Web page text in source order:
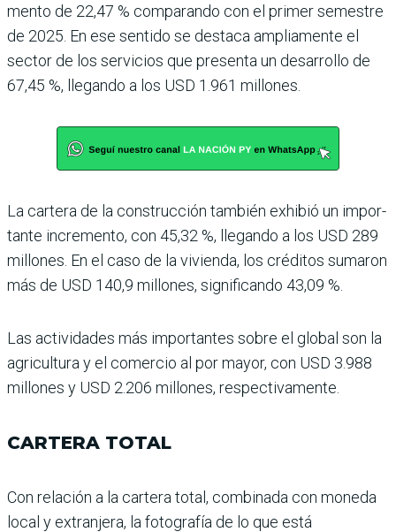
mento de 22,47 % compa­rando con el primer semes­tre
de 2025. En ese sentido se destaca ampliamente el
sec­tor de los servicios que pre­senta un desarrollo de
67,45 %, llegando a los USD 1.961 millones.
La cartera de la construcción también exhibió un impor­
tante incremento, con 45,32 %, llegando a los USD 289
millones. En el caso de la vivienda, los créditos suma­ron
más de USD 140,9 millo­nes, significando 43,09 %.
Las actividades más impor­tantes sobre el global son la
agricultura y el comercio al por mayor, con USD 3.988
millones y USD 2.206 millo­nes, respectivamente.
CARTERA TOTAL
Con relación a la cartera total, combinada con moneda
local y extranjera, la fotografía de lo que está